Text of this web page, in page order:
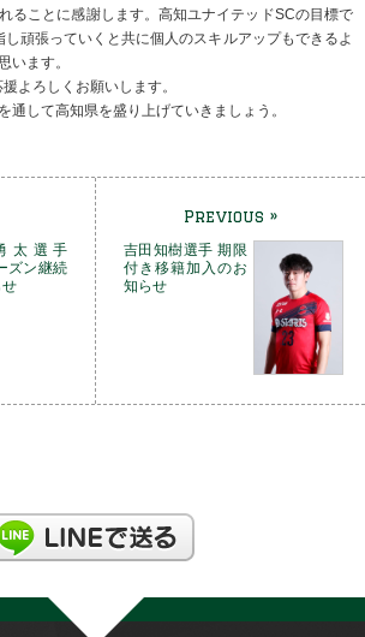
ることに感謝します。高知ユナイテッドSCの目標で
し頑張っていくと共に個人のスキルアップもできるよ
います。
よろしくお願いします。
通して高知県を盛り上げていきましょう。
太選手
ズン継続
Previous »
吉田知樹選手 期限
付き移籍加入のお
知らせ